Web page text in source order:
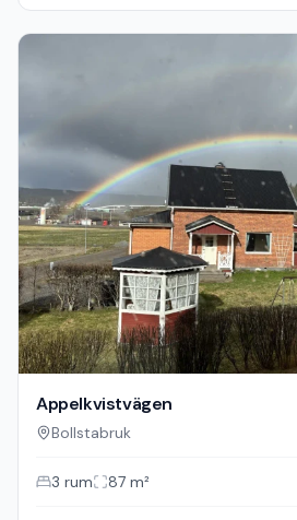
Appelkvistvägen
Bollstabruk
3 rum 87 m²